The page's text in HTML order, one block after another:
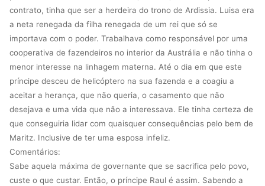
contrato, tinha que ser a herdeira do trono de Ardissia. Luisa era
a neta renegada da filha renegada de um rei que só se
importava com o poder. Trabalhava como responsável por uma
cooperativa de fazendeiros no interior da Austrália e não tinha o
menor interesse na linhagem materna. Até o dia em que este
príncipe desceu de helicóptero na sua fazenda e a coagiu a
aceitar a herança, que não queria, o casamento que não
desejava e uma vida que não a interessava. Ele tinha certeza de
que conseguiria lidar com quaisquer consequências pelo bem de
Maritz. Inclusive de ter uma esposa infeliz.
Comentários:
Sabe aquela máxima de governante que se sacrifica pelo povo,
custe o que custar. Então, o príncipe Raul é assim. Sabendo a